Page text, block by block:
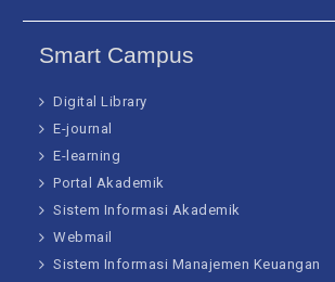
Smart Campus
Digital Library
E-journal
E-learning
Portal Akademik
Sistem Informasi Akademik
Webmail
Sistem Informasi Manajemen Keuangan